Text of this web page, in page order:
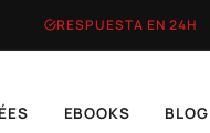
RESPUESTA EN 24H
EBOOKS BLOG